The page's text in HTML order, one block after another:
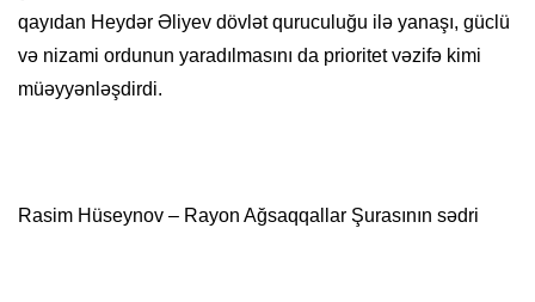
qayıdan Heydər Əliyev dövlət quruculuğu ilə yanaşı, güclü
və nizami ordunun yaradılmasını da prioritet vəzifə kimi
müəyyənləşdirdi.
Rasim Hüseynov – Rayon Ağsaqqallar Şurasının sədri